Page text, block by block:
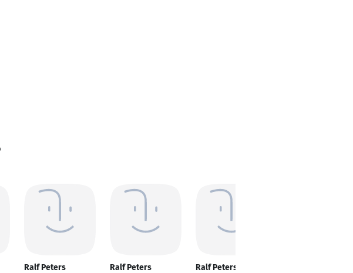
Ralf Peters Ralf Peters Ralf Peters